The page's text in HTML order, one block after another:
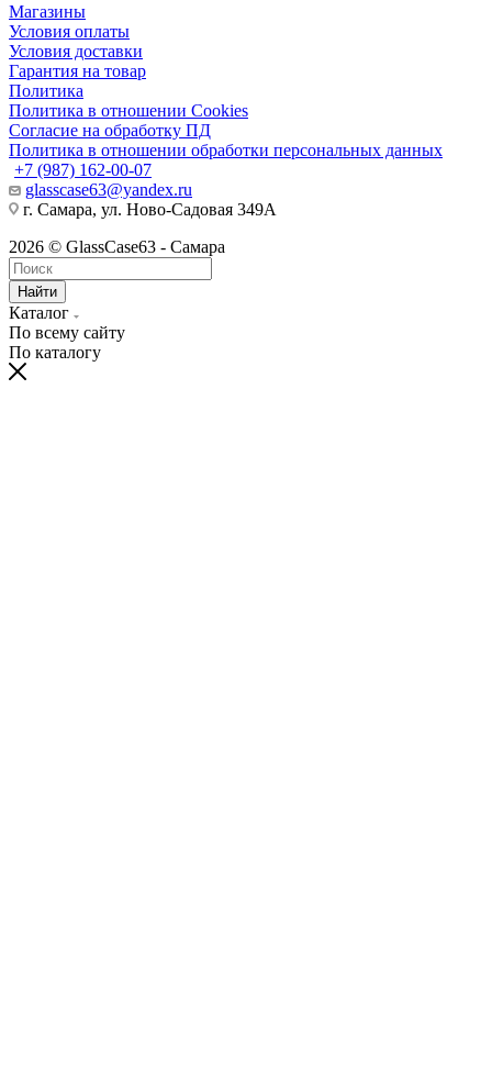
Магазины
Условия оплаты
Условия доставки
Гарантия на товар
Политика
Политика в отношении Cookies
Согласие на обработку ПД
Политика в отношении обработки персональных данных
+7 (987) 162-00-07
glasscase63@yandex.ru
г. Самара, ул. Ново-Садовая 349А
2026 © GlassCase63 - Самара
Найти
Каталог
По всему сайту
По каталогу